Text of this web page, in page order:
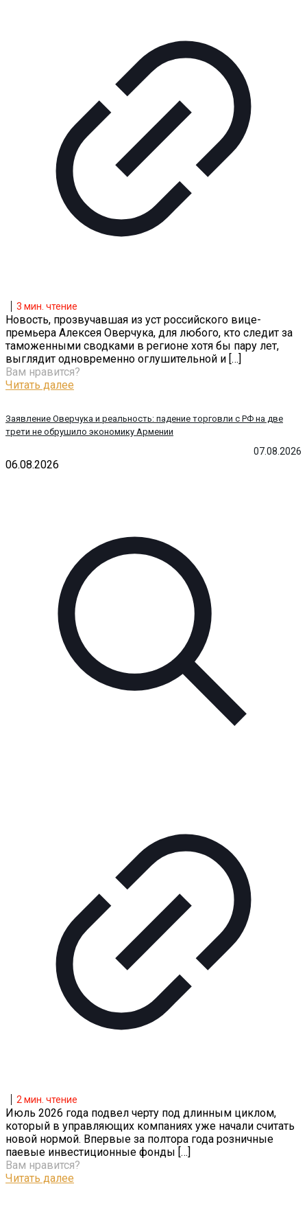
07.08.2026
Заявление Оверчука и реальность: падение торговли с РФ на две
трети не обрушило экономику Армении
3 мин. чтение
Новость, прозвучавшая из уст российского вице-
премьера Алексея Оверчука, для любого, кто следит за
таможенными сводками в регионе хотя бы пару лет,
выглядит одновременно оглушительной и […]
Вам нравится?
Читать далее
06.08.2026
2мин. чтение
Июль 2026 года подвел черту под длинным циклом,
который в управляющих компаниях уже начали считать
новой нормой. Впервые за полтора года розничные
паевые инвестиционные фонды […]
Вам нравится?
Читать далее